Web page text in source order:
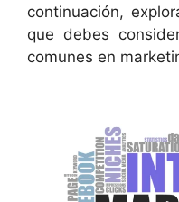
continuación,
que debes
comunes en